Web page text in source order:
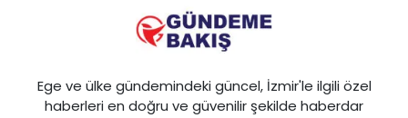
Ege ve ülke gündemindeki güncel, İzmir'le ilgili özel
haberleri en doğru ve güvenilir şekilde haberdar